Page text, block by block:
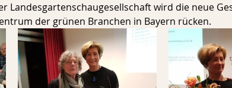
Landesgartenschaugesellschaft wird die neue
der grünen Branchen in Bayern rücken.